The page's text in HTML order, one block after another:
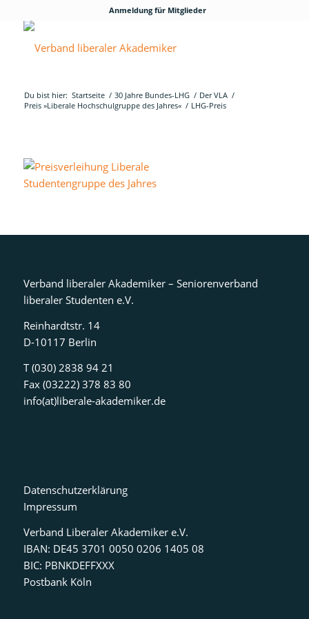
Anmeldung für Mitglieder
Du bist hier: Startseite / 30 Jahre Bundes-LHG / Der VLA /
Preis »Liberale Hochschulgruppe des Jahres« / LHG-Preis
Verband liberaler Akademiker – Seniorenverband
liberaler Studenten e.V.
Reinhardtstr. 14
D-10117 Berlin
T (030) 2838 94 21
Fax (03222) 378 83 80
info(at)liberale-akademiker.de
Datenschutzerklärung
Impressum
Verband Liberaler Akademiker e.V.
IBAN: DE45 3701 0050 0206 1405 08
BIC: PBNKDEFFXXX
Postbank Köln